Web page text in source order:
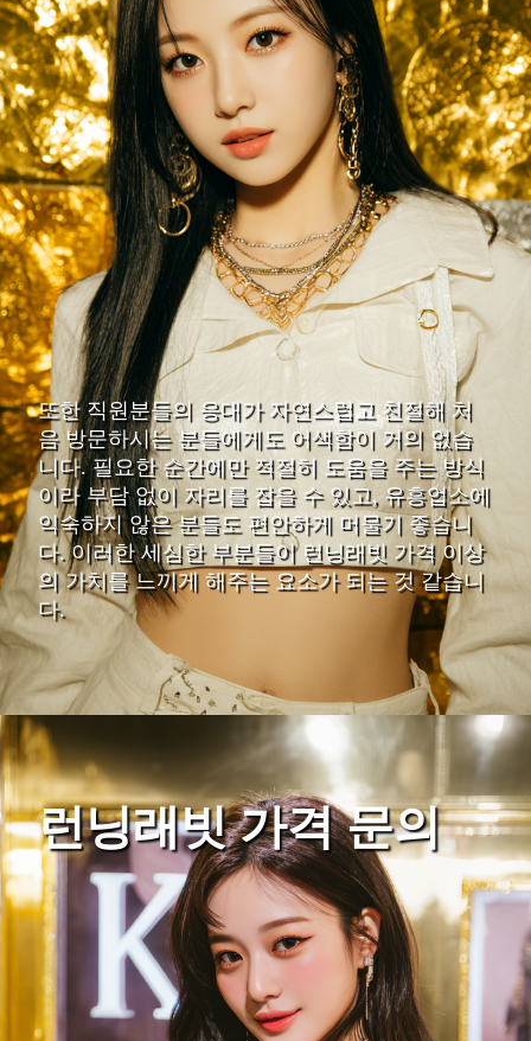
또한 직원분들의 응대가 자연스럽고 친절해 처
음 방문하시는 분들에게도 어색함이 거의 없습
니다. 필요한 순간에만 적절히 도움을 주는 방식
이라 부담 없이 자리를 잡을 수 있고, 유흥업소에
익숙하지 않은 분들도 편안하게 머물기 좋습니
다. 이러한 세심한 부분들이 런닝래빗 가격 이상
의 가치를 느끼게 해주는 요소가 되는 것 같습니
다.
런닝래빗 가격 문의